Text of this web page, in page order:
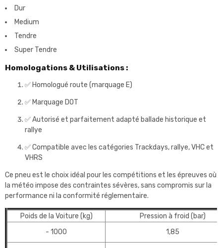
Dur
Medium
Tendre
Super Tendre
Homologations & Utilisations :
✅ Homologué route (marquage E)
✅ Marquage DOT
✅ Autorisé et parfaitement adapté ballade historique et
rallye
✅ Compatible avec les catégories Trackdays, rallye, VHC et
VHRS
Ce pneu est le choix idéal pour les compétitions et les épreuves où
la météo impose des contraintes sévères, sans compromis sur la
performance ni la conformité réglementaire.
Poids de la Voiture (kg)
Pression à froid (bar)
- 1000
1,85